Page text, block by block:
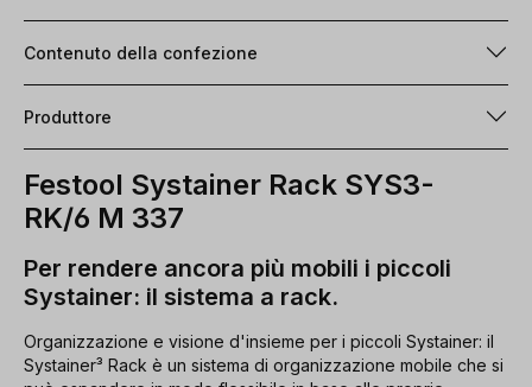
Contenuto della confezione
Produttore
Festool Systainer Rack SYS3-
RK/6 M 337
Per rendere ancora più mobili i piccoli
Systainer: il sistema a rack.
Organizzazione e visione d'insieme per i piccoli Systainer: il
Systainer³ Rack è un sistema di organizzazione mobile che si